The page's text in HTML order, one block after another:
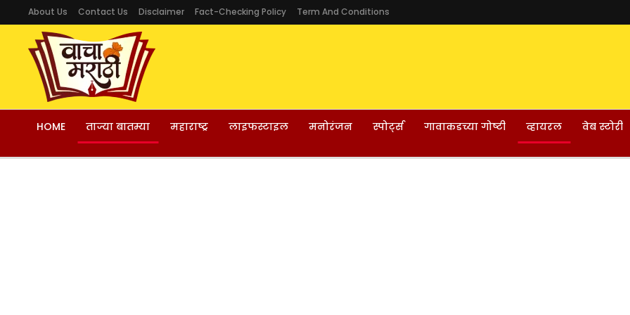
About Us Contact Us Disclaimer Fact-Checking Policy Term And Conditions
HOME ताज्या बातम्या महाराष्ट्र लाइफस्टाइल मनोरंजन स्पोर्ट्स गावाकडच्या गोष्टी व्हायरल वेब स्टोरी